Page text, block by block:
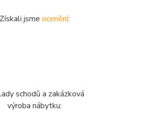
Získali jsme ocenění:
schodů a zakázková
výroba nábytku: